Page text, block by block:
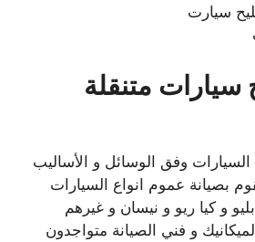
سيارت
متنقلة
السيارات وفق الوسائل و الأساليب
بصيانة عموم انواع السيارات
و كيا ريو و نيسان و غيرهم
و فني الصيانة متواجدون